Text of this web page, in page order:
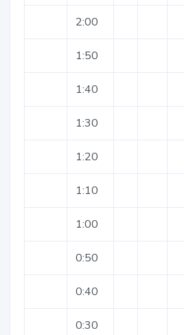
2:00
1:50
1:40
1:30
1:20
1:10
1:00
0:50
0:40
0:30